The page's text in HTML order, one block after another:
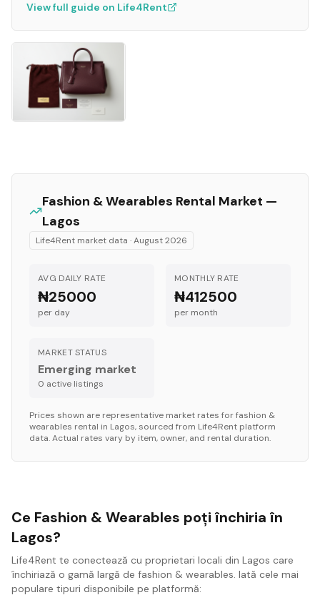
View full guide on Life4Rent
Fashion & Wearables Rental Market —
Lagos
Life4Rent market data ·August 2026
AVG DAILY RATE
₦25000
per day
MONTHLY RATE
₦412500
per month
MARKET STATUS
Emerging market
0 active listings
Prices shown are representative market rates forfashion &
wearables rental in Lagos, sourced from Life4Rent platform
data. Actual rates vary by item, owner, and rental duration.
Ce Fashion & Wearables poți închiria în
Lagos?
Life4Rent te conectează cu proprietari locali din Lagos care
închiriază o gamă largă de fashion & wearables. Iată cele mai
populare tipuri disponibile pe platformă: